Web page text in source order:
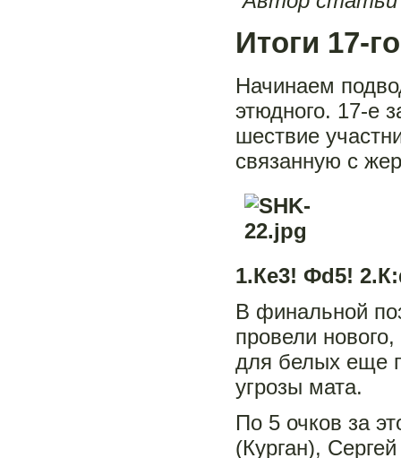
Итоги 17-
Начинаем
этюдного. 17-е
шествие
связанную с
1.Кe3! Фd5!
В финальной
провели
для белых еще
угрозы мата.
По 5 очков за
(Курган),